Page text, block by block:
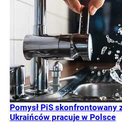
Pomysł PiS
Ukraińców pracuje w Polsce